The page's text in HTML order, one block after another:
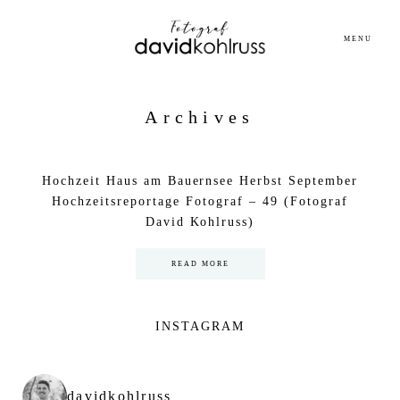
MENU
Archives
Hochzeit Haus am Bauernsee Herbst September
Hochzeitsreportage Fotograf – 49 (Fotograf
David Kohlruss)
READ MORE
INSTAGRAM
davidkohlruss